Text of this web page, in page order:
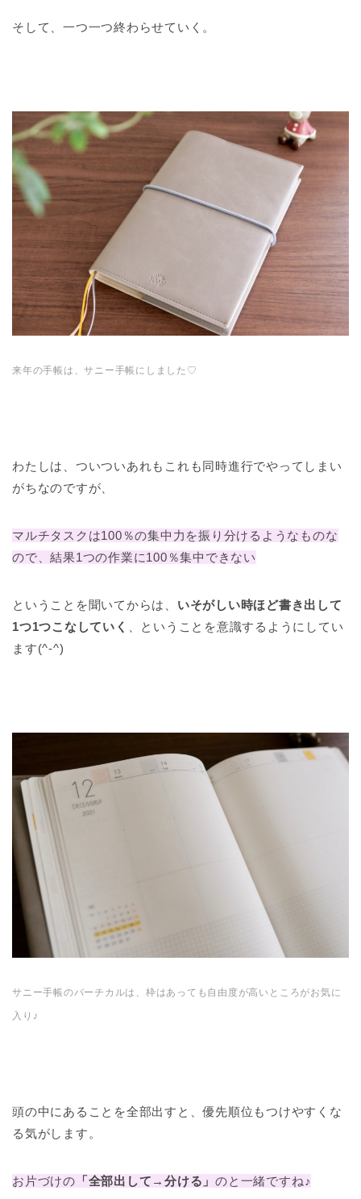
そして、一つ一つ終わらせていく。
来年の手帳は、サニー手帳にしました♡
わたしは、ついついあれもこれも同時進行でやってしまい
がちなのですが、
マルチタスクは100％の集中力を振り分けるようなものな
ので、結果1つの作業に100％集中できない
ということを聞いてからは、 いそがしい時ほど書き出して
1つ1つこなしていく
、ということを意識するようにしてい
ます(^-^)
サニー手帳のバーチカルは、枠はあっても自由度が高いところがお気に
入り♪
頭の中にあることを全部出すと、優先順位もつけやすくな
る気がします。
お片づけの 「全部出して→分ける」のと一緒ですね♪